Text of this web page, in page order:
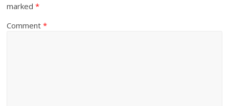
marked*
Comment*